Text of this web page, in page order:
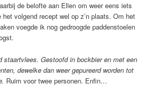
de belofte aan Ellen om weer eens iets
volgend recept wel op z’n plaats. Om het
voegde ik nog gedroogde paddenstoelen
staartvlees. Gestoofd in bockbier en met een
dewelke dan weer gepureerd worden tot
Ruim voor twee personen. Enfin…